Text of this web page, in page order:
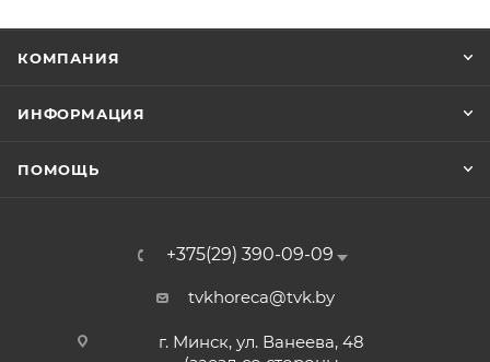
КОМПАНИЯ
ИНФОРМАЦИЯ
ПОМОЩЬ
+375(29) 390-09-09
tvkhoreca@tvk.by
г. Минск, ул. Ванеева, 48